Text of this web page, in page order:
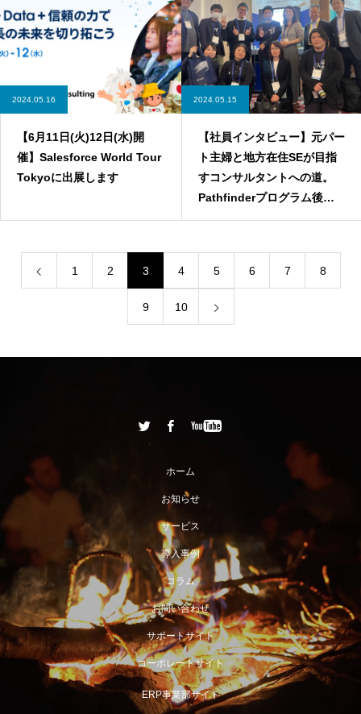
2024.05.16
【6月11日(火)12日(水)開
催】Salesforce World Tour
Tokyoに出展します
2024.05.15
【社員インタビュー】元パー
ト主婦と地方在住SEが目指
すコンサルタントへの道。
Pathfinderプログラム後入
社したふたりが描く「私のキ
1 2 3 4 5 6 7 8
9 10
ホーム
お知らせ
サービス
導入事例
コラム
お問い合わせ
サポートサイト
コーポレートサイト
ERP事業部サイト